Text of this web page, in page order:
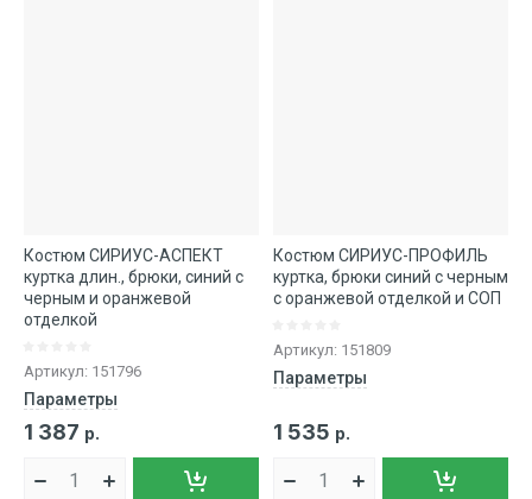
Костюм СИРИУС-АСПЕКТ
куртка длин., брюки, синий с
черным и оранжевой
отделкой
Артикул: 151796
Параметры
1 387 р.
Костюм СИРИУС-ПРОФИЛЬ
куртка, брюки синий с черным
с оранжевой отделкой и СОП
Артикул: 151809
Параметры
1 535 р.